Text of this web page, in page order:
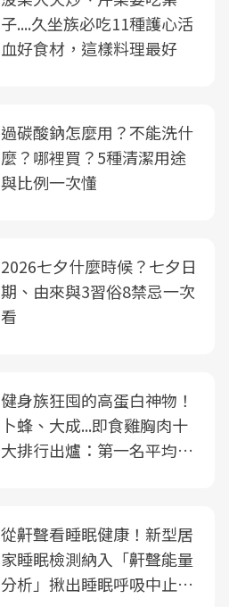
子....久坐族必吃11種護心活
血好食材，這樣料理最好
過碳酸鈉怎麼用？不能洗什
麼？哪裡買？5種清潔用途
與比例一次懂
2026七夕什麼時候？七夕日
期、由來與3習俗8禁忌一次
看
健身族狂囤的高蛋白神物！
卜蜂、大成...即食雞胸肉十
大排行出爐：第一名平均一
從鼾聲看睡眠健康！新型居
家睡眠檢測納入「鼾聲能量
分析」揪出睡眠呼吸中止症